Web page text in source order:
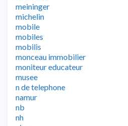
meininger
michelin
mobile
mobiles
mobilis
monceau immobilier
moniteur educateur
musee
n de telephone
namur
nb
nh